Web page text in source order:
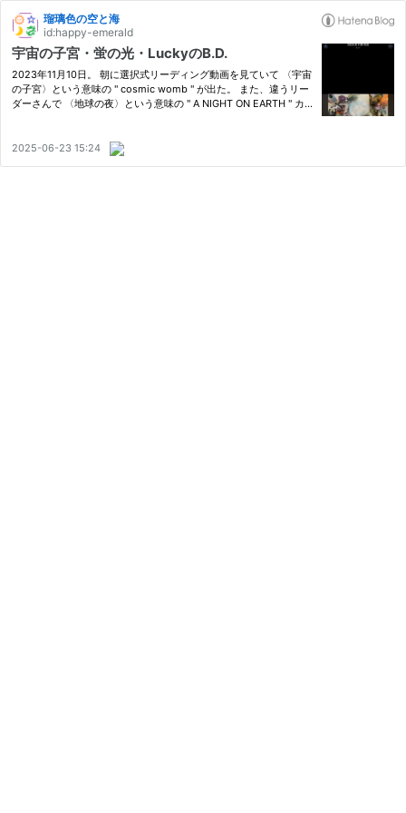
瑠璃色の空と海
id:happy-emerald
宇宙の子宮・蛍の光・LuckyのB.D.
2023年11月10日。 朝に選択式リーディング動画を見ていて 〈宇宙
の子宮〉という意味の " cosmic womb " が出た。 また、違うリー
ダーさんで 〈地球の夜〉という意味の " A NIGHT ON EARTH " カ
思…
2025-06-23 15:24